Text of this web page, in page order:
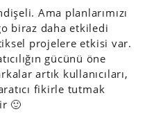
Ama planlarımızı
biraz daha etkiledi
projelere etkisi var.
gücünü öne
artık kullanıcıları,
fikirle tutmak
🙂